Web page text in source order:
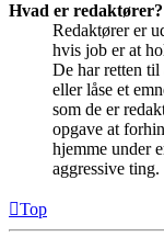
Hvad er redaktører?
Redaktører er
hvis job er at
De har retten til
eller låse et
som de er
opgave at
hjemme under
aggressive ting.
Top